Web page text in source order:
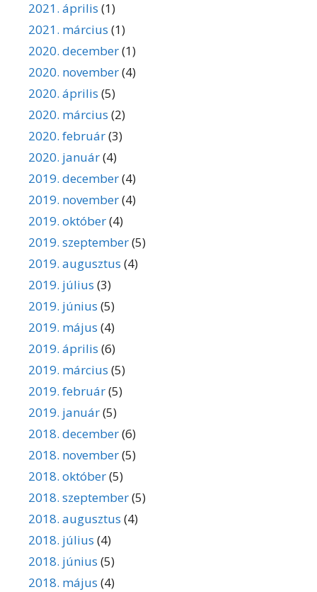
2021. április (1)
2021. március (1)
2020. december(1)
2020. november(4)
2020. április (5)
2020. március (2)
2020. február(3)
2020. január(4)
2019. december(4)
2019. november(4)
2019. október(4)
2019. szeptember(5)
2019. augusztus (4)
2019. július (3)
2019. június (5)
2019. május (4)
2019. április (6)
2019. március (5)
2019. február(5)
2019. január(5)
2018. december(6)
2018. november(5)
2018. október(5)
2018. szeptember(5)
2018. augusztus (4)
2018. július (4)
2018. június (5)
2018. május (4)